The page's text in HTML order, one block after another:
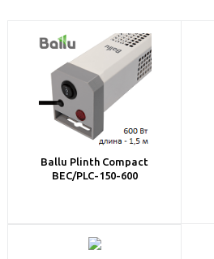
Ballu Plinth Compact
BEC/PLC-150-600